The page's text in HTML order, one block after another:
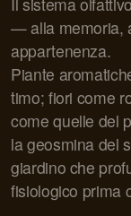
— alla memoria,
appartenenza.
Piante
timo; fiori come
come quelle del
la geosmina del
giardino che
fisiologico prima